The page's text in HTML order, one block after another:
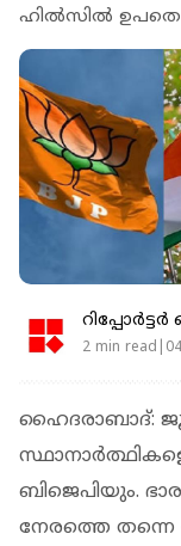
ഹില്‍സില്‍
2 min
ഹൈദരാബാദ്:
ബിജെപിയും.
നേരത്തെ തന്നെ